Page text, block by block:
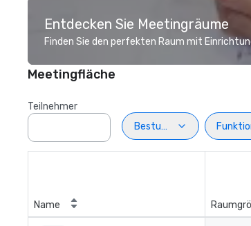
Entdecken Sie Meetingräume
Finden Sie den perfekten Raum mit
Meetingfläche
Teilnehmer
Bestuhlung
Name